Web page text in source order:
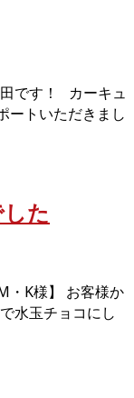
です！ カーキュ
ートいただきまし
た
・K様】 お客様か
水玉チョコにし